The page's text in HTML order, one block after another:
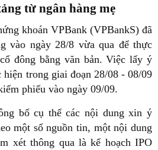
từ ngân hàng mẹ
khoán VPBank (VPBankS) đã
vào ngày 28/8 vừa qua để thực
đông bằng văn bản. Việc lấy ý
trong giai đoạn 28/08 - 08/09
phiếu vào ngày 09/09.
bố cụ thể các nội dung xin ý
một số nguồn tin, một nội dung
xét thông qua là kế hoạch IPO